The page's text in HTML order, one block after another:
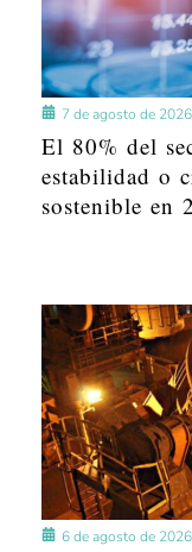
7 de agosto de 2026
El 80% del
estabilidad o
sostenible en
6 de agosto de 2026